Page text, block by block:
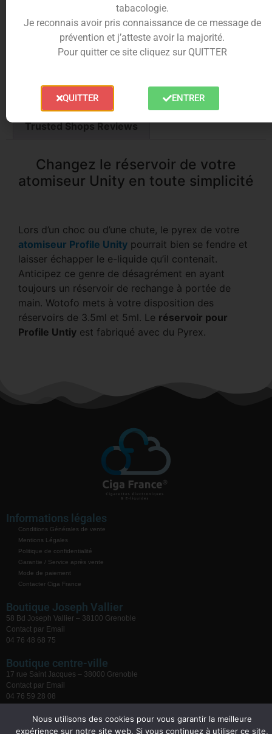
Ajouter au panier 10%cumulés en
points fidélités
Description Informations complémentaires
Trusted Shops Reviews
Changez le réservoir de votre
atomiseur Unity en toute simplicité
Lors d’un choc ou d’une chute, le pyrex de votre
atomiseur Profile Unity pourrait bien se fendre et
laisser échapper le e-liquide qu’il contenait.
Anticipez ce genre de désagrément en ayant
toujours un réservoir de rechange à portée de
main. Wotofo mets à votre disposition des
réservoirs de 3.5ml et 5ml. Le réservoir pour
Profile Untiy est fabriqué avec du Pyrex.
Informations légales
Conditions Générales de vente
Mentions Légales
Politique de confidentialité
Garantie / Service après vente
Mode de paiement
Contacter Ciga France
Boutique Joseph Vallier
58 Bd Joseph Vallier – 38100 Grenoble
Contact par Email
04 76 48 68 75
Boutique centre-ville
17 rue Saint Jacques – 38000 Grenoble
Contact par Email
04 76 59 28 08
Nous utilisons des cookies pour vous garantir la meilleure
expérience sur notre site web. Si vous continuez à utiliser ce site,
tabacologie.
Je reconnais avoir pris connaissance de ce message de
prévention et j’atteste avoir la majorité.
Pour quitter ce site cliquez sur QUITTER
QUITTER ENTRER